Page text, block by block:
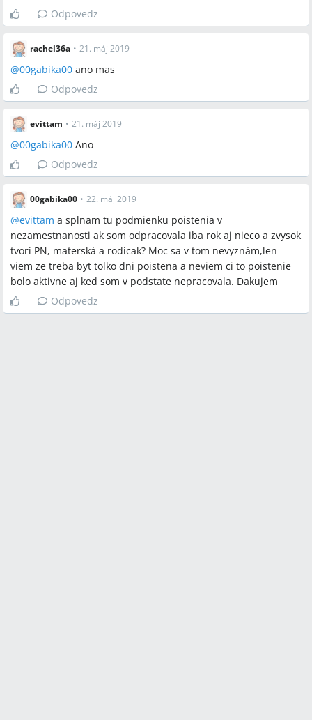
Odpovedz
rachel36a • 21. máj 2019
@00gabika00 ano mas
Odpovedz
evittam • 21. máj 2019
@00gabika00 Ano
Odpovedz
00gabika00 • 22. máj 2019
@evittam a splnam tu podmienku poistenia v
nezamestnanosti ak som odpracovala iba rok aj nieco a zvysok
tvori PN, materská a rodicak? Moc sa v tom nevyznám,len
viem ze treba byt tolko dni poistena a neviem ci to poistenie
bolo aktivne aj ked som v podstate nepracovala. Dakujem
Odpovedz